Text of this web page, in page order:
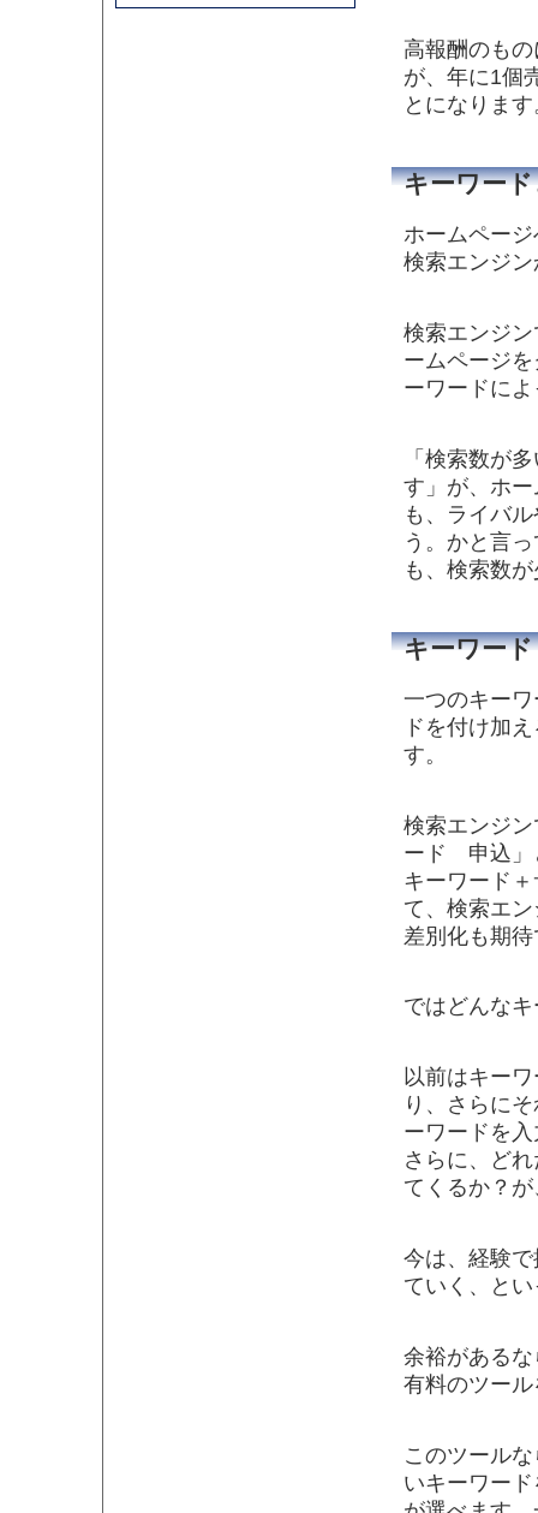
高報酬のも
が、年に1個
とになりま
キーワー
ホームペー
検索エンジ
検索エンジ
ームページ
ーワードに
「検索数が
す」が、ホ
も、ライバ
う。かと言
も、検索数
キーワー
一つのキー
ドを付け加
す。
検索エンジ
ード 申込」
キーワード
て、検索エ
差別化も期
ではどんな
以前はキー
り、さらに
ーワードを
さらに、ど
てくるか？
今は、経験
ていく、と
余裕があるな
有料のツー
このツール
いキーワー